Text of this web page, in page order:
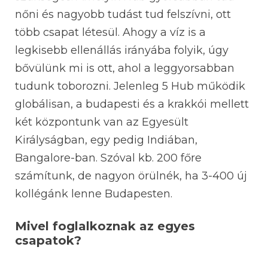
nőni és nagyobb tudást tud felszívni, ott
több csapat létesül. Ahogy a víz is a
legkisebb ellenállás irányába folyik, úgy
bővülünk mi is ott, ahol a leggyorsabban
tudunk toborozni. Jelenleg 5 Hub működik
globálisan, a budapesti és a krakkói mellett
két központunk van az Egyesült
Királyságban, egy pedig Indiában,
Bangalore-ban. Szóval kb. 200 főre
számítunk, de nagyon örülnék, ha 3-400 új
kollégánk lenne Budapesten.
Mivel foglalkoznak az egyes
csapatok?